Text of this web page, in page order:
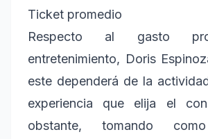
Ticket promedio
Respecto al gasto
entretenimiento, Doris
este dependerá de la
experiencia que elija el
obstante, tomando